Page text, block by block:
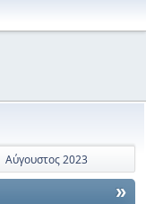
Αύγουστος 2023
»